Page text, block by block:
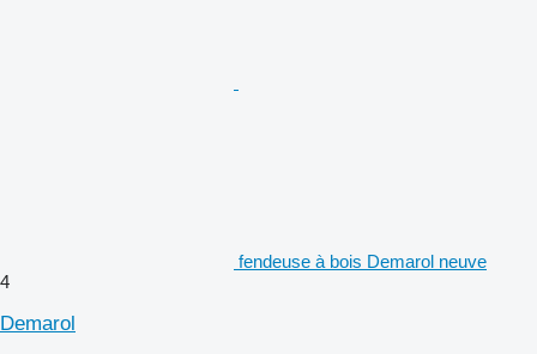
fendeuse à bois Demarol neuve
4
Demarol